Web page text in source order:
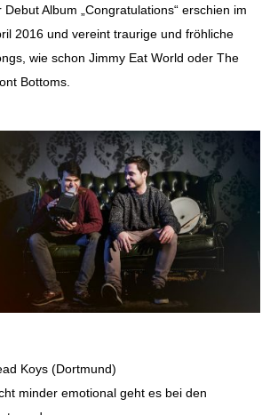
Debut Album „Congratulations“ erschien im
2016 und vereint traurige und fröhliche
wie schon Jimmy Eat World oder The
Bottoms.
Koys (Dortmund)
minder emotional geht es bei den